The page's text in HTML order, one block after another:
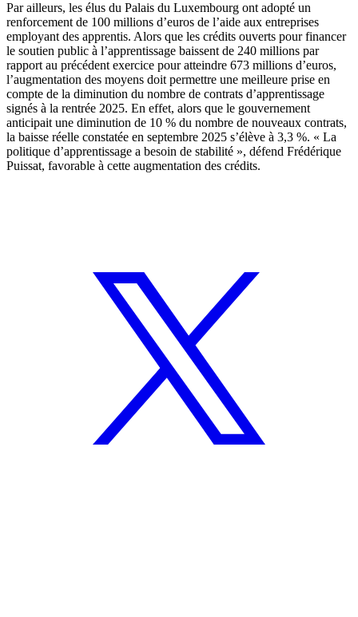
Par ailleurs, les élus du Palais du Luxembourg ont adopté un
renforcement de 100 millions d’euros de l’aide aux entreprises
employant des apprentis. Alors que les crédits ouverts pour financer
le soutien public à l’apprentissage baissent de 240 millions par
rapport au précédent exercice pour atteindre 673 millions d’euros,
l’augmentation des moyens doit permettre une meilleure prise en
compte de la diminution du nombre de contrats d’apprentissage
signés à la rentrée 2025. En effet, alors que le gouvernement
anticipait une diminution de 10 % du nombre de nouveaux contrats,
la baisse réelle constatée en septembre 2025 s’élève à 3,3 %. « La
politique d’apprentissage a besoin de stabilité », défend Frédérique
Puissat, favorable à cette augmentation des crédits.